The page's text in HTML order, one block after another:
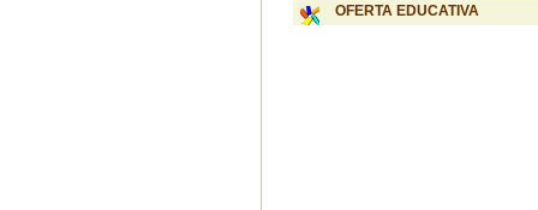
OFERTA EDUCATIVA